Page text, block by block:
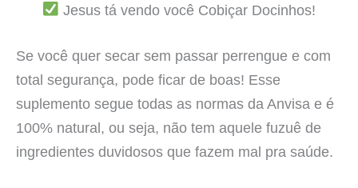
Jesus tá vendo você Cobiçar Docinhos!
Se você quer secar sem passar perrengue e com
total segurança, pode ficar de boas! Esse
suplemento segue todas as normas da Anvisa e é
100% natural, ou seja, não tem aquele fuzuê de
ingredientes duvidosos que fazem mal pra saúde.